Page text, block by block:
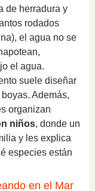
de herradura y
rodados
el agua no se
el agua.
suele diseñar
Además,
organizan
niños, donde un
y les explica
especies están
en el Mar